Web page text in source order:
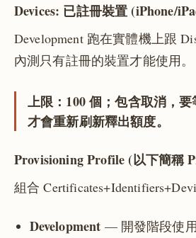
Devices: 已註冊裝置 (iPhone/
Development 跑在實體機上跟
內測只有註冊的裝置才能使用。
上限：100 個；包含取消，
才會重新刷新釋出額度。
Provisioning Profile (以下簡稱
組合
Development — 開發階段使